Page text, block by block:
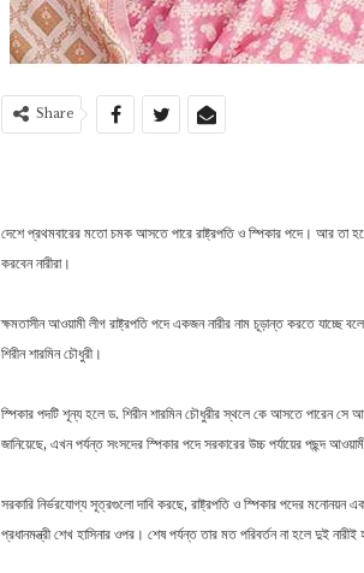
Share
দেশে প্রথমবারের মতো চমক আসতে পারে রাষ্ট্রপতি ও স্পিকার পদে। আর তা হলে
করবেন নারীরা।
ক্ষমতাসীন আওয়ামী লীগ রাষ্ট্রপতি পদে একজন নারীর নাম চূড়ান্ত করতে যাচ্ছে
শিরীন শারমিন চৌধুরী।
স্পিকার পদটি শূন্য হলে ড. শিরীন শারমিন চৌধুরীর স্থলে কে আসতে পারেন সে
জানিয়েছে, এখন পর্যন্ত সংসদের স্পিকার পদে সরকারের উচ্চ পর্যায়ের পছন্দ
সরকারি নির্ভরযোগ্য সূত্রগুলো দাবি করছে, রাষ্ট্রপতি ও স্পিকার পদের মনোনয়ন
প্রধানমন্ত্রী শেখ হাসিনার ওপর। শেষ পর্যন্ত তার মত পরিবর্তন না হলে দুই নারীই